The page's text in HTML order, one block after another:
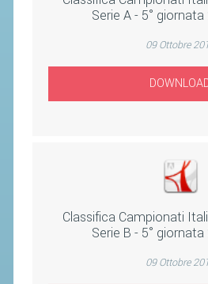
Serie A - 5°
09 Ottobre
Classifica Campionati
Serie B - 5°
09 Ottobre
GARE ED EVENTI
CALENDARIO
COMUNICATI
ALBO D'ORO
MODULI